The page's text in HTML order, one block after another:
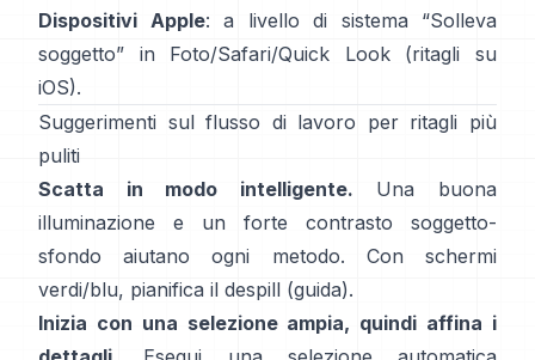
Dispositivi Apple: a livello di sistema “Solleva
soggetto” in Foto/Safari/Quick Look (ritagli su
iOS).
Suggerimenti sul flusso di lavoro per ritagli più
puliti
Scatta in modo intelligente. Una buona
illuminazione e un forte contrasto soggetto-
sfondo aiutano ogni metodo. Con schermi
verdi/blu, pianifica il despill (guida).
Inizia con una selezione ampia, quindi affina i